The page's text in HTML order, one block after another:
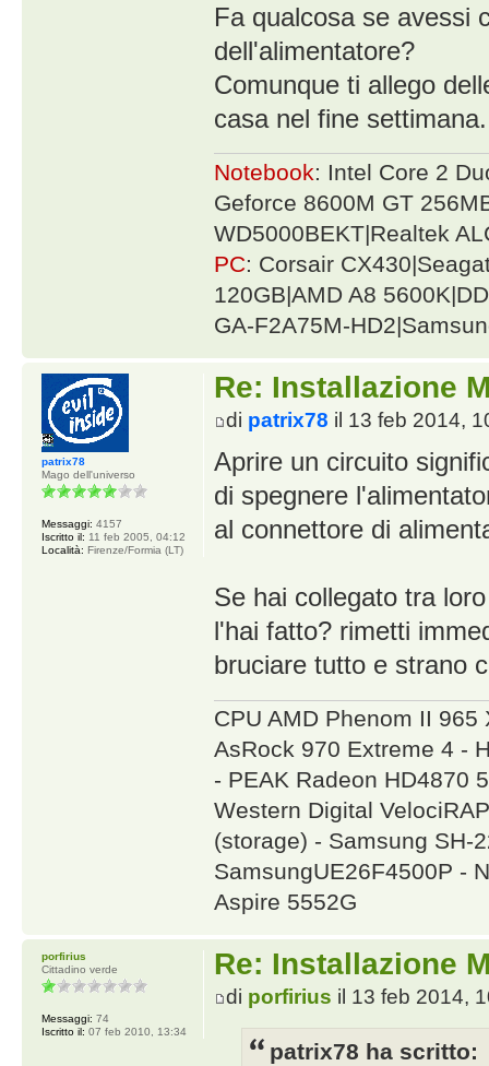
Fa qualcosa se avessi
dell'alimentatore?
Comunque ti allego
casa nel fine settimana.
Notebook: Intel Core 2
Geforce 8600M GT
WD5000BEKT|Realtek
PC: Corsair
120GB|AMD A8
GA-F2A75M-
Re: Installazione
di patrix78 il 13 feb 2014,
Aprire un circuito
di spegnere
al connettore di
Se hai collegato tra
l'hai fatto? rimetti
bruciare tutto e strano
CPU AMD Phenom II
AsRock 970 Extreme 4 -
- PEAK Radeon HD4870
Western Digital
(storage) - Samsung SH-
SamsungUE26F4500P -
Aspire 5552G
patrix78
Mago dell'universo
Messaggi: 4157
Iscritto il: 11 feb 2005, 04:12
Località: Firenze/Formia (LT)
Re: Installazione
di porfirius il 13 feb 2014,
patrix78 ha scritto:
porfirius
Cittadino verde
Messaggi: 74
Iscritto il: 07 feb 2010, 13:34